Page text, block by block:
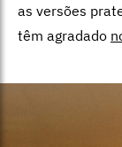
as versões
têm agradado